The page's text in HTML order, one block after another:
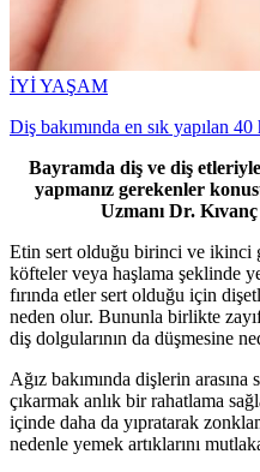
İYİ YAŞAM
Diş bakımında en sık yapılan 40
Bayramda diş ve diş
yapmanız gerekenler
Uzmanı Dr.
Etin sert olduğu birinci ve ikinci
köfteler veya haşlama şeklinde
fırında etler sert olduğu için
neden olur. Bununla birlikte
diş dolgularının da düşmesine
Ağız bakımında dişlerin arasına
çıkarmak anlık bir rahatlama
içinde daha da yıpratarak
nedenle yemek artıklarını